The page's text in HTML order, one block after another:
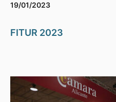
19/01/2023
FITUR 2023